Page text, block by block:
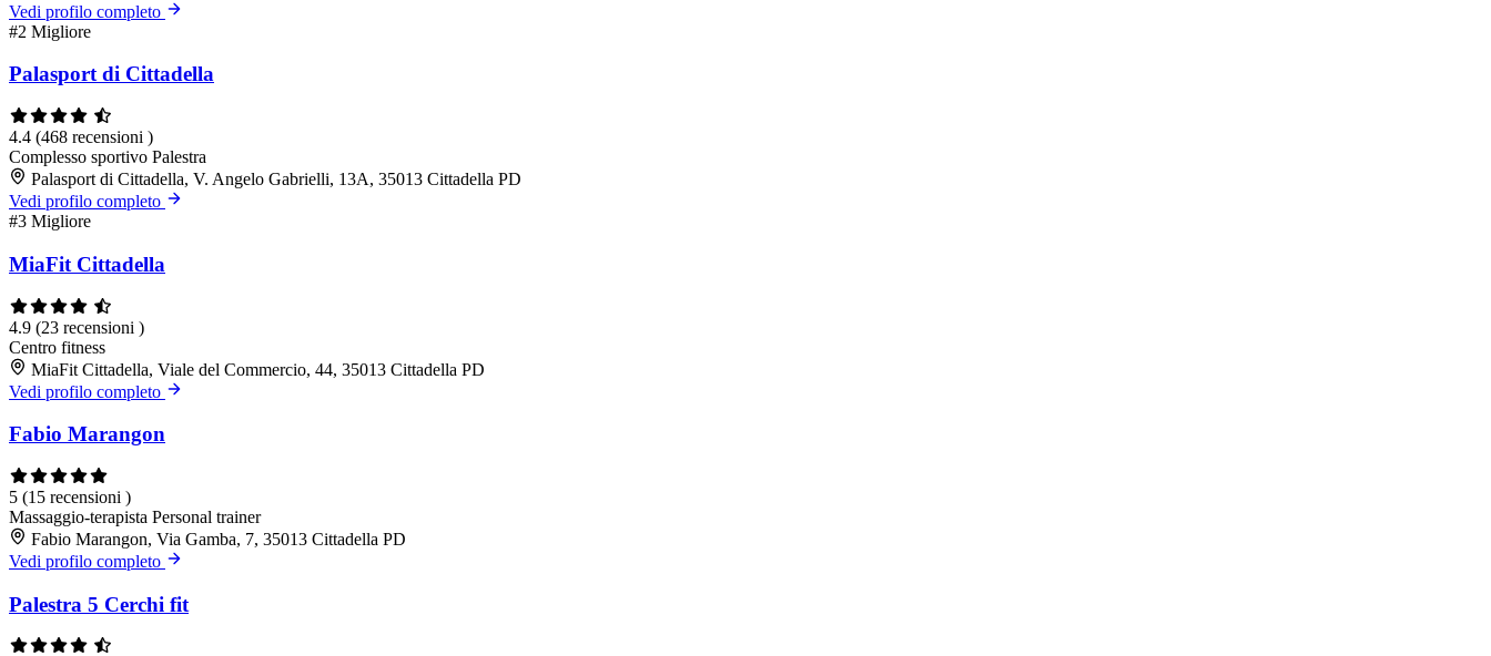
Vedi profilo completo
#2 Migliore
Palasport di Cittadella
4.4 (468 recensioni )
Complesso sportivo Palestra
Palasport di Cittadella, V. Angelo Gabrielli, 13A, 35013 Cittadella PD
Vedi profilo completo
#3 Migliore
MiaFit Cittadella
4.9 (23 recensioni )
Centro fitness
MiaFit Cittadella, Viale del Commercio, 44, 35013 Cittadella PD
Vedi profilo completo
Fabio Marangon
5 (15 recensioni )
Massaggio-terapista Personal trainer
Fabio Marangon, Via Gamba, 7, 35013 Cittadella PD
Vedi profilo completo
Palestra 5 Cerchi fit